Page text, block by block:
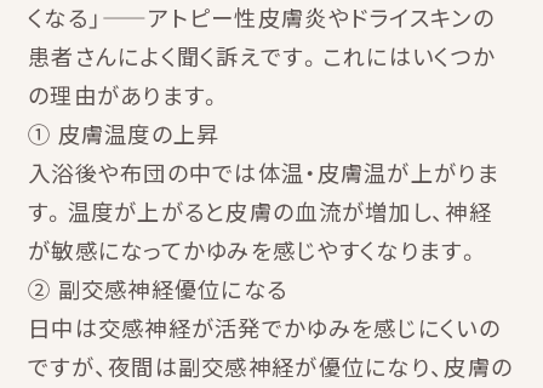
くなる」——アトピー性皮膚炎やドライスキンの
患者さんによく聞く訴えです。これにはいくつか
の理由があります。
① 皮膚温度の上昇
入浴後や布団の中では体温・皮膚温が上がりま
す。温度が上がると皮膚の血流が増加し、神経
が敏感になってかゆみを感じやすくなります。
② 副交感神経優位になる
日中は交感神経が活発でかゆみを感じにくいの
ですが、夜間は副交感神経が優位になり、皮膚の